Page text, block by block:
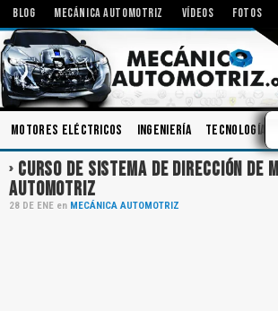
BLOG MECÁNICA AUTOMOTRIZ VÍDEOS FOTOS
Motores Eléctricos Ingeniería Tecnologías
CURSO DE SISTEMA DE DIRECCIÓN DE
AUTOMOTRIZ
28 DE ENE en MECÁNICA AUTOMOTRIZ